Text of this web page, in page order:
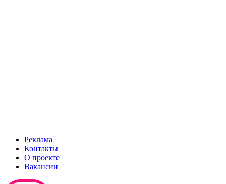
Реклама
Контакты
О проекте
Вакансии